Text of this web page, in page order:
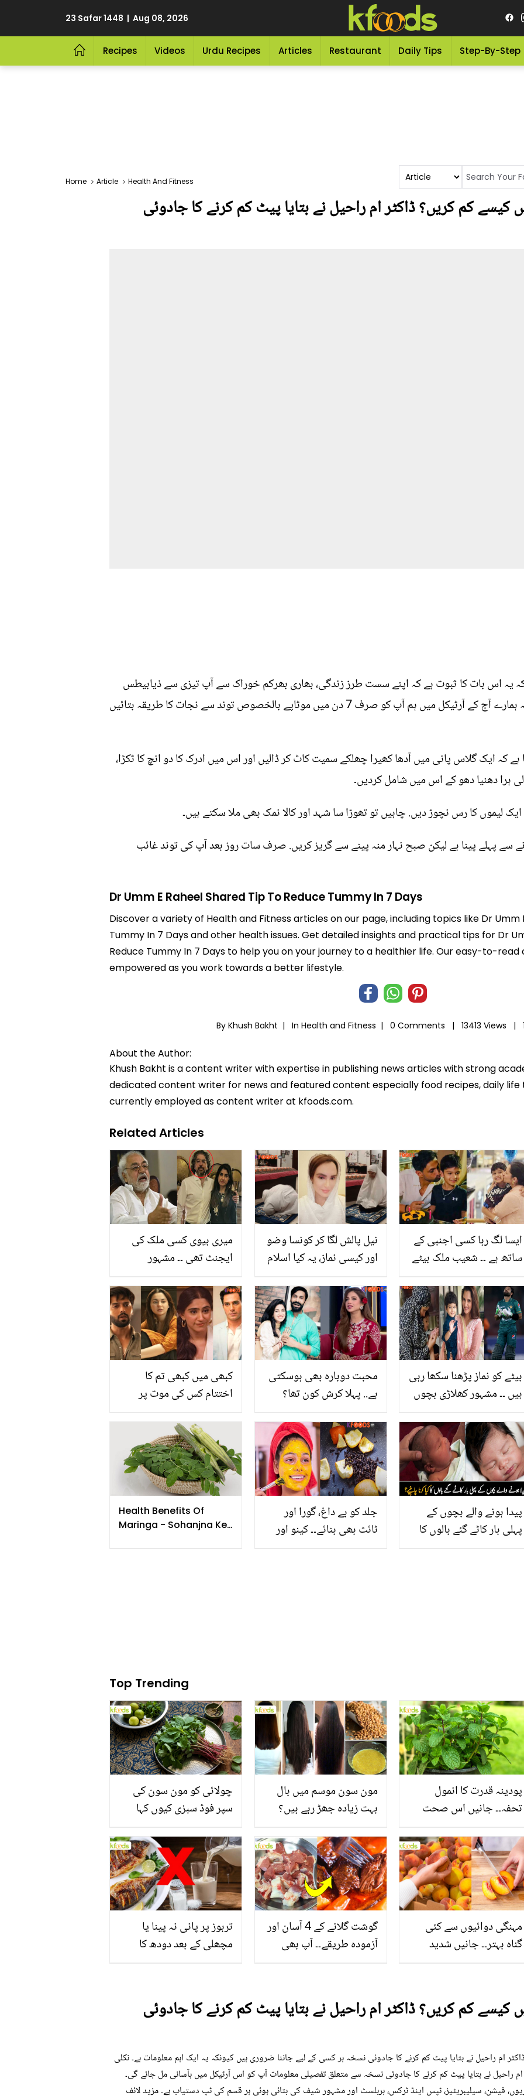
23 Safar 1448 | Aug 08, 2026
Recipes Videos Urdu Recipes Articles Restaurant Daily Tips Step-By-Step
Home Article Health And Fitness
ہوئی توند صرف 7 میں کیسے کم کریں؟ ڈاکٹر ام راحیل نے بتایا پیٹ کم کرنے کا جادوئی
یہ اس بات کا ثبوت ہے کہ اپنے سست طرز زندگی، بھاری بھرکم خوراک سے آپ تیزی سے ذیابیطس
اور بیماریوں کی طرف جارہے ہیں. البتہ ہمارے آج کے آرٹیکل میں ہم آپ کو صرف 7 دن میں موٹاپے بالخصوص توند سے نجات کا طریقہ بتائیں
کہ ایک گلاس پانی میں آدھا کھیرا چھلکے سمیت کاٹ کر ڈالیں اور اس میں ادرک کا دو انچ کا ٹکڑا،
ہرا دھنیا دھو کے اس میں شامل کردیں۔
لیموں کا رس نچوڑ دیں. چاہیں تو تھوڑا سا شہد اور کالا نمک بھی ملا سکتے ہیں۔
پہلے پینا ہے لیکن صبح نہار منہ پینے سے گریز کریں. صرف سات روز بعد آپ کی توند غائب
Dr Umm E Raheel Shared Tip To Reduce Tummy In 7 Days
Discover a variety of Health and Fitness articles on our page, including topics like Dr Umm
Tummy In 7 Days and other health issues. Get detailed insights and practical tips for Dr
Reduce Tummy In 7 Days to help you on your journey to a healthier life. Our easy-to-
empowered as you work towards a better lifestyle.
By Khush Bakht | In Health and Fitness | 0 Comments | 13413 Views |
About the Author:
Khush Bakht is a content writer with expertise in publishing news articles with strong
dedicated content writer for news and featured content especially food recipes, daily
currently employed as content writer at kfoods.com.
Related Articles
میری بیوی کسی ملک کی
ایجنٹ تھی ۔۔ مشہور
نے اہلیہ کو قتل کس وجہ
سے کیا؟ پولیس کے سامنے
سچ بول دیا
نیل پالش لگا کر کونسا وضو
اور کیسی نماز، یہ کیا اسلام
نماز پڑھنے کی ویڈیو،
سوشل میڈیا صارفین بھڑک
اُٹھے
ایسا لگ رہا کسی اجنبی کے
ساتھ ہے ۔۔ شعیب ملک بیٹے
گئے! سوشل میڈیا صارفین
کرکٹر پر برس پڑے
کبھی میں کبھی تم کا
اختتام کس کی موت پر
گوئی پر دیکھنے والے دکھی
ہوگئے
محبت دوبارہ بھی ہوسکتی
ہے.. پہلا کرش کون تھا؟
گفتگو
بیٹے کو نماز پڑھنا سکھا رہی
ہیں ۔۔ مشہور کھلاڑی بچوں
رہے ہیں؟ دیکھیے
Health Benefits Of
Maringa - Sohanjna Ke
جلد کو بے داغ، گورا اور
ٹائٹ بھی بنائے۔۔ کینو اور
پیدا ہونے والے بچوں کے
پہلی بار کاٹے گئے بالوں کا
Top Trending
چولائی کو مون سون کی
سپر فوڈ سبزی کیوں کہا
منرلز اور اینٹی آکسیڈنٹس
سے بھرپور اس سبزی کے
فائدے
مون سون موسم میں بال
بہت زیادہ جھڑ رہے ہیں؟
بنانے کے چند قدرتی طریقے
پودینہ قدرت کا انمول
تحفہ۔۔ جانیں اس صحت
انگیز طبی فوائد
تربوز پر پانی نہ پینا یا
مچھلی کے بعد دودھ کا
حقیقت کیا ہے اور افواہ کیا؟
گوشت گلانے کے 4 آسان اور
آزمودہ طریقے۔۔ آپ بھی
مہنگی دوائیوں سے کئی
گناہ بہتر۔۔ جانیں شدید
ہوئی توند صرف 7 میں کیسے کم کریں؟ ڈاکٹر ام راحیل نے بتایا پیٹ کم کرنے کا جادوئی
کیسے کم کریں؟ ڈاکٹر ام راحیل نے بتایا پیٹ کم کرنے کا جادوئی نسخہ ہر کسی کے لیے جاننا ضروری ہیں کیونکہ یہ ایک اہم معلومات ہے۔ نکلی
ڈاکٹر ام راحیل نے بتایا پیٹ کم کرنے کا جادوئی نسخہ سے متعلق تفصیلی معلومات آپ کو اس آرٹیکل میں بآسانی مل جائے گی۔
فیشن، سیلیبریٹیز، ٹپس اینڈ ٹرکس، ہربلسٹ اور مشہور شیف کی بتائی ہوئی ہر قسم کی ٹپ دستیاب ہے۔ مزید لائف